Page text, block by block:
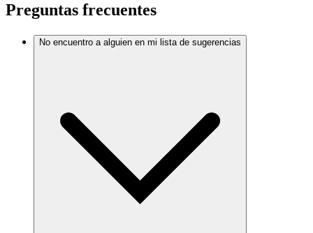
Preguntas frecuentes
No encuentro a alguien en mi lista de sugerencias